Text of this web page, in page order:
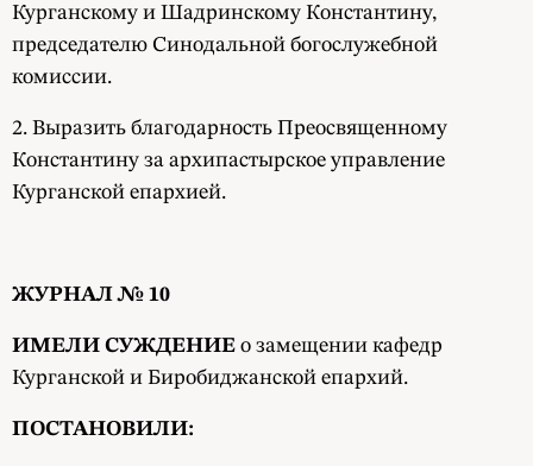
Курганскому и Шадринскому Константину,
председателю Синодальной богослужебной
комиссии.
2. Выразить благодарность Преосвященному
Константину за архипастырское управление
Курганской епархией.
ЖУРНАЛ № 10
ИМЕЛИ СУЖДЕНИЕ о замещении кафедр
Курганской и Биробиджанской епархий.
ПОСТАНОВИЛИ: